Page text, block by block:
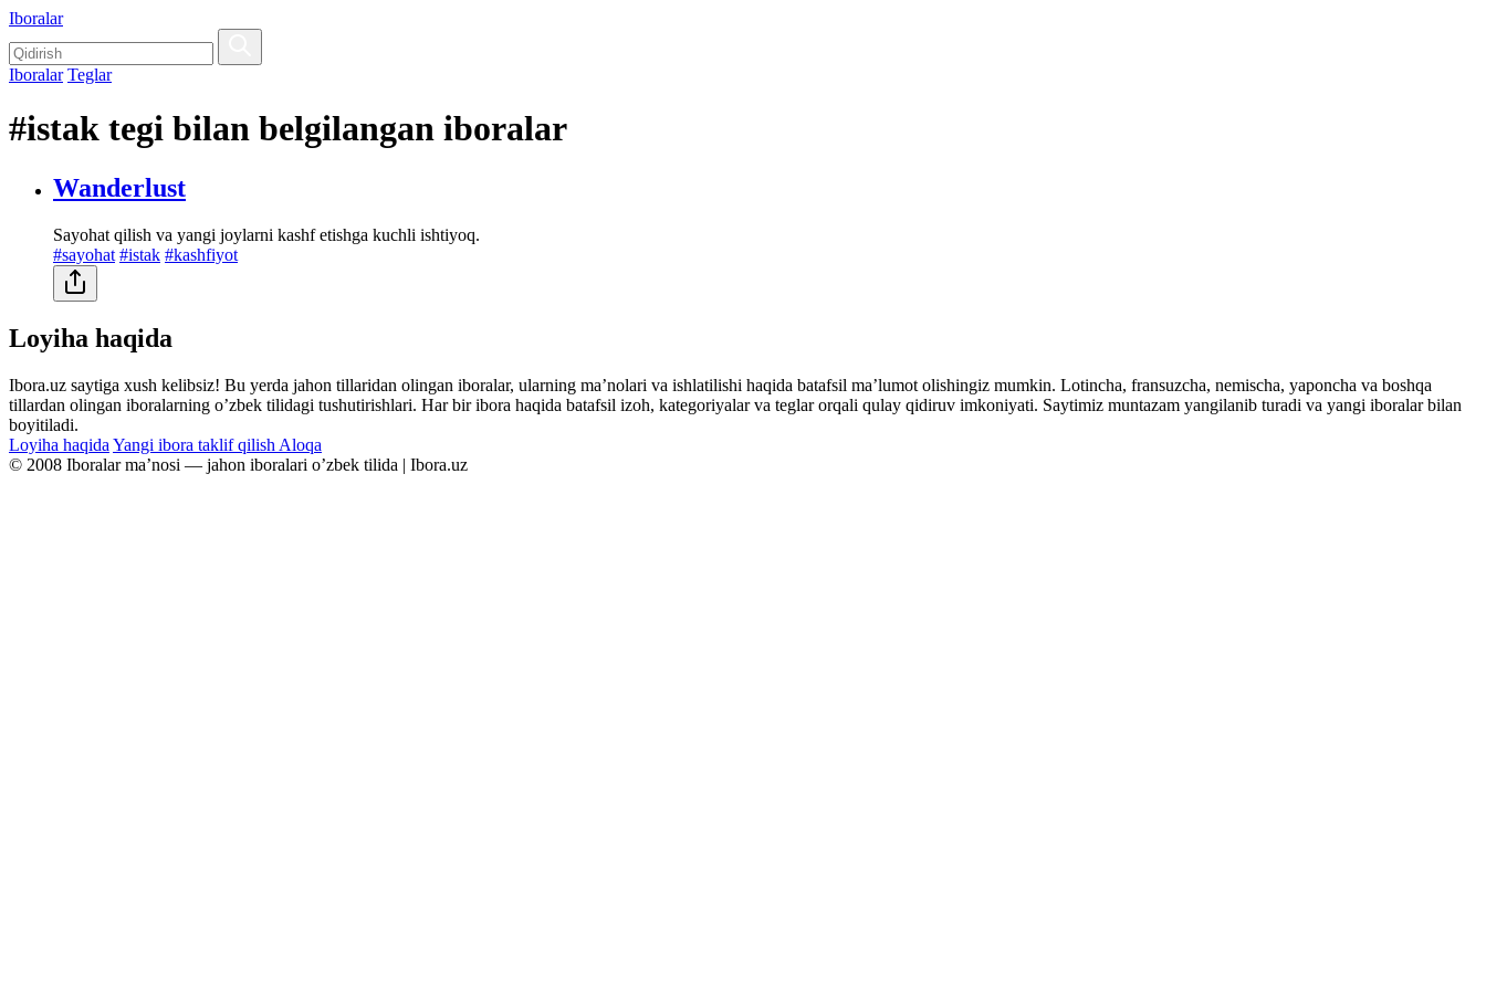
Iboralar
Iboralar Teglar
#istak tegi bilan belgilangan iboralar
Wanderlust
Sayohat qilish va yangi joylarni kashf etishga kuchli ishtiyoq.
#sayohat #istak #kashfiyot
Loyiha haqida
Ibora.uz saytiga xush kelibsiz! Bu yerda jahon tillaridan olingan iboralar, ularning maʼnolari va ishlatilishi haqida batafsil maʼlumot olishingiz mumkin. Lotincha, fransuzcha, nemischa, yaponcha va boshqa
tillardan olingan iboralarning oʼzbek tilidagi tushutirishlari. Har bir ibora haqida batafsil izoh, kategoriyalar va teglar orqali qulay qidiruv imkoniyati. Saytimiz muntazam yangilanib turadi va yangi iboralar bilan
boyitiladi.
Loyiha haqida Yangi ibora taklif qilish Aloqa
© 2008 Iboralar maʼnosi — jahon iboralari oʼzbek tilida | Ibora.uz